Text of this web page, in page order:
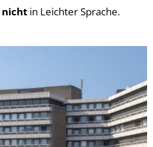
nicht in Leichter Sprache.